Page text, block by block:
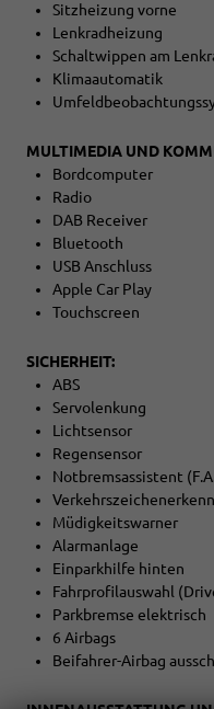
Sitzheizung vorne
Lenkradheizung
Schaltwippen am
Klimaautomatik
MULTIMEDIA UND
Bordcomputer
Radio
DAB Receiver
Bluetooth
USB Anschluss
Apple Car Play
Touchscreen
SICHERHEIT:
ABS
Servolenkung
Lichtsensor
Regensensor
Notbremsassistent
Müdigkeitswarner
Alarmanlage
Einparkhilfe hinten
Fahrprofilauswahl
Parkbremse elektrisch
6 Airbags
Beifahrer-Airbag